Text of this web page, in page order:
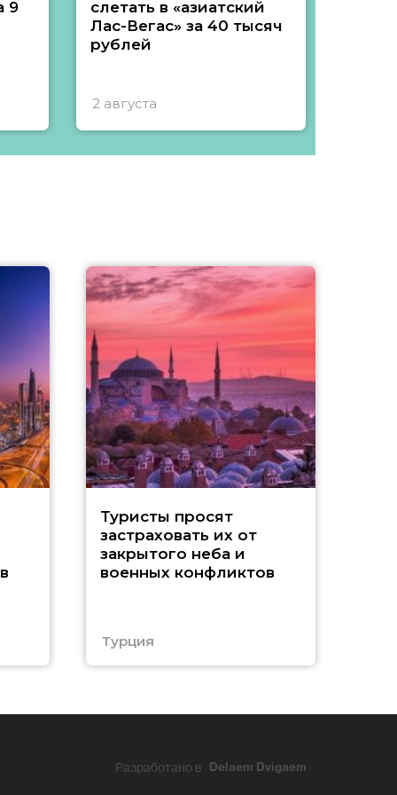
9
слетать в «азиатский
Лас-Вегас» за 40 тысяч
рублей
2 августа
Туристы просят
застраховать их от
закрытого неба и
военных конфликтов
Турция
Разработано в Delaem Dvigaem